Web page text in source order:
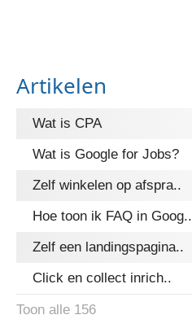
Artikelen
Wat is CPA
Wat is Google for Jobs?
Zelf winkelen op afspra..
Hoe toon ik FAQ in Goog..
Zelf een landingspagina..
Click en collect inrich..
Toon alle 156